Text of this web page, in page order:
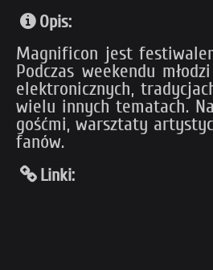
Opis:
Magnificon jest
Podczas weekendu
elektronicznych,
wielu innych tematach.
gośćmi, warsztaty
fanów.
Linki: